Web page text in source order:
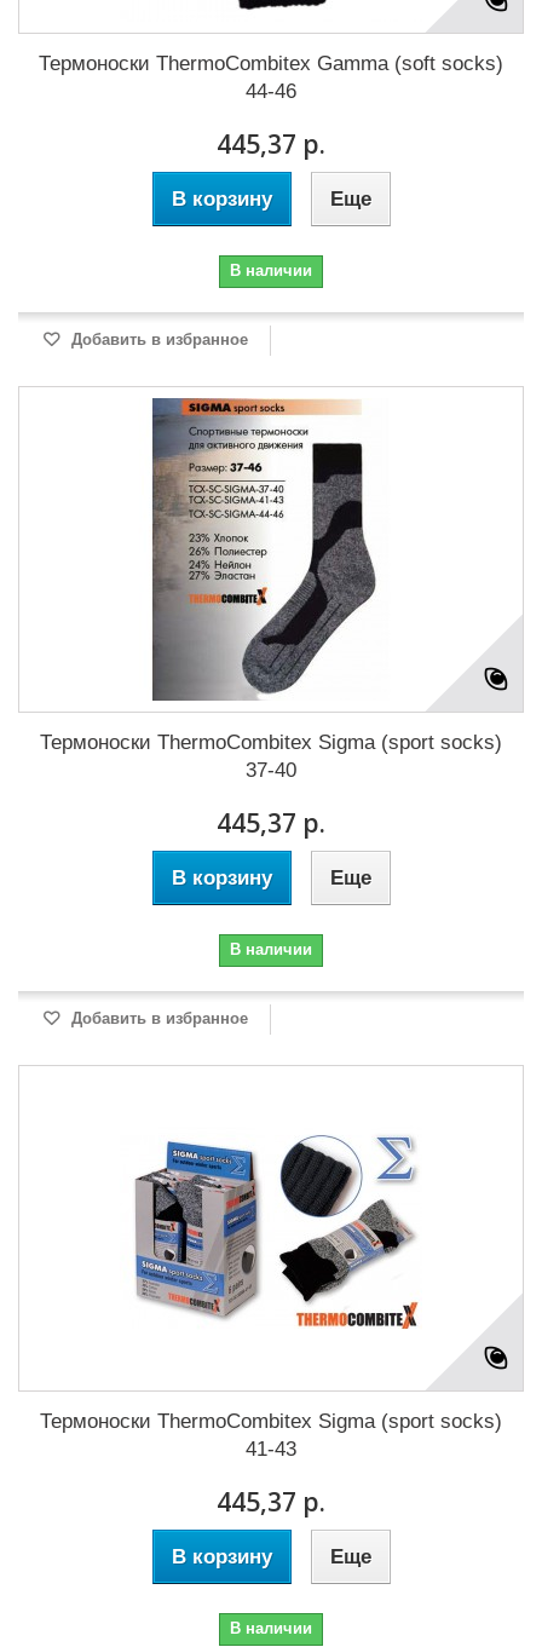
Термоноски ThermoCombitex Gamma (soft socks)
44-46
445,37 р.
В корзину Еще
В наличии
Добавить в избранное
Термоноски ThermoCombitex Sigma (sport socks)
37-40
445,37 р.
В корзину Еще
В наличии
Добавить в избранное
Термоноски ThermoCombitex Sigma (sport socks)
41-43
445,37 р.
В корзину Еще
В наличии